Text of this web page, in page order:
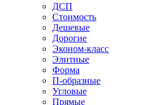
ДСП
Стоимость
Дешевые
Дорогие
Эконом-класс
Элитные
Форма
П-образные
Угловые
Прямые